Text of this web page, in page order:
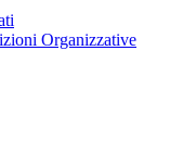
Organizzative